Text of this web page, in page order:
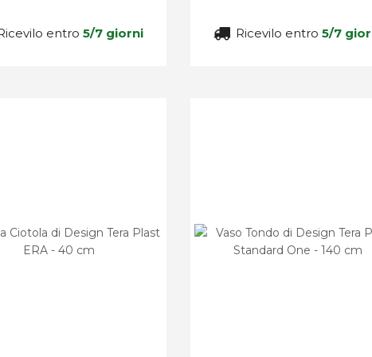
entro 5/7 giorni Ricevilo entro 5/7